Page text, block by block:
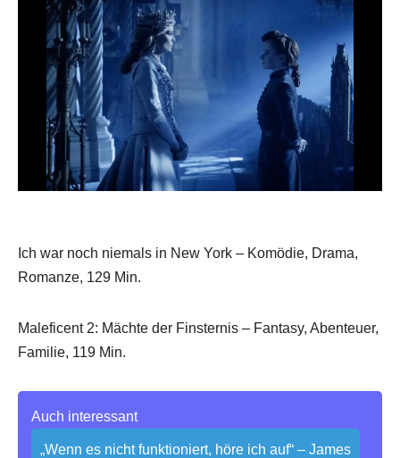
Ich war noch niemals in New York – Komödie, Drama,
Romanze, 129 Min.
Maleficent 2: Mächte der Finsternis – Fantasy, Abenteuer,
Familie, 119 Min.
Auch interessant
„Wenn es nicht funktioniert, höre ich auf“ – James